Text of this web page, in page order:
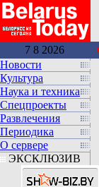
7 8 2026
Новости
Культура
Наука и техника
Спецпроекты
Развлечения
Периодика
О сервере
ЭКСКЛЮЗИВ